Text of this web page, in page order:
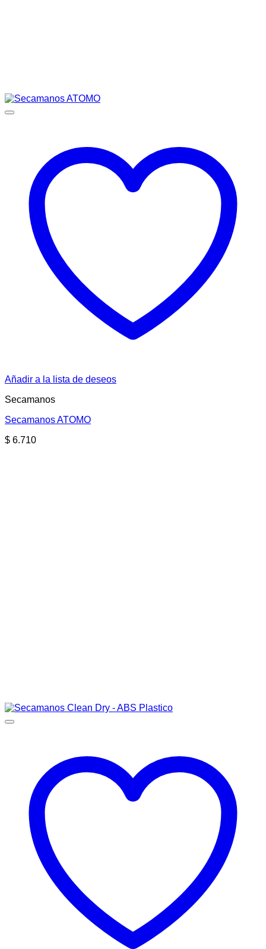
Añadir a la lista de deseos
Secamanos
Secamanos ATOMO
$ 6.710